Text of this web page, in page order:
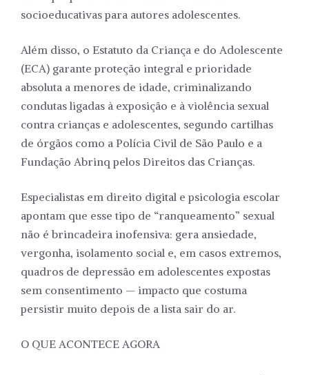
socioeducativas para autores adolescentes.
Além disso, o Estatuto da Criança e do Adolescente
(ECA) garante proteção integral e prioridade
absoluta a menores de idade, criminalizando
condutas ligadas à exposição e à violência sexual
contra crianças e adolescentes, segundo cartilhas
de órgãos como a Polícia Civil de São Paulo e a
Fundação Abrinq pelos Direitos das Crianças.
Especialistas em direito digital e psicologia escolar
apontam que esse tipo de “ranqueamento” sexual
não é brincadeira inofensiva: gera ansiedade,
vergonha, isolamento social e, em casos extremos,
quadros de depressão em adolescentes expostas
sem consentimento — impacto que costuma
persistir muito depois de a lista sair do ar.
O QUE ACONTECE AGORA